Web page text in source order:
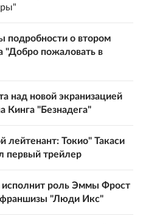
подробности о втором
"Добро пожаловать в
над новой экранизацией
Кинга "Безнадега"
лейтенант: Токио" Такаси
первый трейлер
исполнит роль Эммы Фрост
франшизы "Люди Икс"